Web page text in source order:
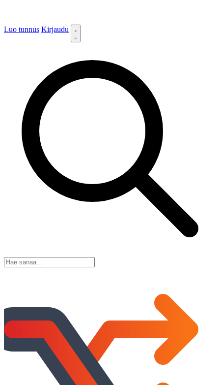
Luo tunnus Kirjaudu